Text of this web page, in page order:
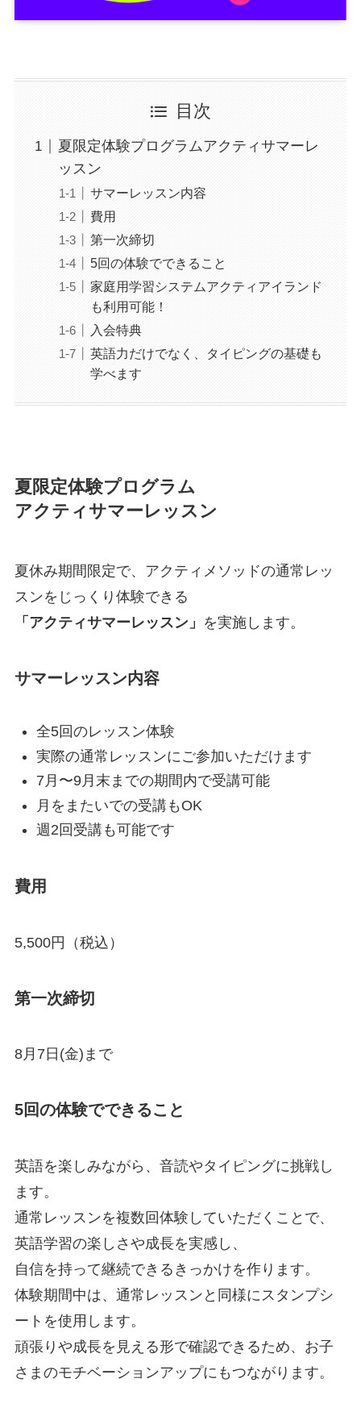
目次
夏限定体験プログラムアクティサマーレ
ッスン
サマーレッスン内容
費用
第一次締切
5回の体験でできること
家庭用学習システムアクティアイランド
も利用可能！
入会特典
英語力だけでなく、タイピングの基礎も
学べます
夏限定体験プログラム
アクティサマーレッスン
夏休み期間限定で、アクティメソッドの通常レッ
スンをじっくり体験できる
「アクティサマーレッスン」 を実施します。
サマーレッスン内容
全5回のレッスン体験
実際の通常レッスンにご参加いただけます
7月〜9月末までの期間内で受講可能
月をまたいでの受講もOK
週2回受講も可能です
費用
5,500円（税込）
第一次締切
8月7日(金)まで
5回の体験でできること
英語を楽しみながら、音読やタイピングに挑戦し
ます。
通常レッスンを複数回体験していただくことで、
英語学習の楽しさや成長を実感し、
自信を持って継続できるきっかけを作ります。
体験期間中は、通常レッスンと同様にスタンプシ
ートを使用します。
頑張りや成長を見える形で確認できるため、お子
さまのモチベーションアップにもつながります。